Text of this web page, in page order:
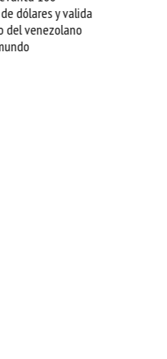
la reparación del
Cirion